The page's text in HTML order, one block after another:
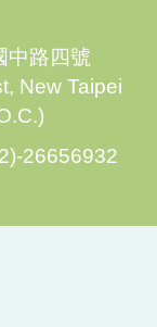
中路四號
New Taipei
26656932